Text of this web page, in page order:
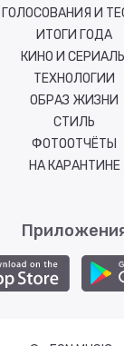
ГОЛОСОВАНИЯ И
ИТОГИ ГОДА
КИНО И СЕРИАЛЫ
ТЕХНОЛОГИИ
ОБРАЗ ЖИЗНИ
СТИЛЬ
ФОТООТЧЁТЫ
НА КАРАНТИНЕ